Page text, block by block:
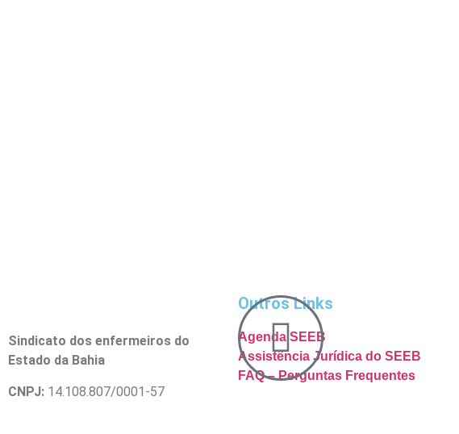
Sindicato dos enfermeiros do
Estado da Bahia
CNPJ: 14.108.807/0001-57
Outros Links
Agenda SEEB
Assistência Jurídica do SEEB
FAQ – Perguntas Frequentes